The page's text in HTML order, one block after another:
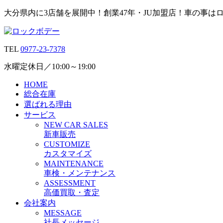
大分県内に3店舗を展開中！創業47年・JU加盟店！車の事は
TEL 0977-23-7378
水曜定休日／10:00～19:00
HOME
総合在庫
選ばれる理由
サービス
NEW CAR SALES
新車販売
CUSTOMIZE
カスタマイズ
MAINTENANCE
車検・メンテナンス
ASSESSMENT
高価買取・査定
会社案内
MESSAGE